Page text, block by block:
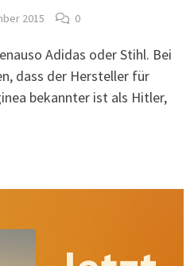
2015 0
Adidas oder Stihl. Bei
dass der Hersteller für
bekannter ist als Hitler,